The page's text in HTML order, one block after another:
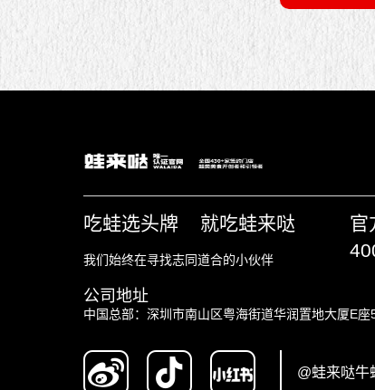
吃蛙选头牌 就吃蛙来哒
我们始终在寻找志同道合的小伙伴
官
公司地址
中国总部：深圳市南山区粤海街道华润置地大厦E座
@蛙来哒牛